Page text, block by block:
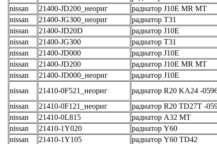
nissan
21400-JD200_неориг
радиатор J10E MR MT
nissan
21400-JG300_неориг
радиатор T31
nissan
21400-JD20D
радиатор J10E
nissan
21400-JG300
радиатор T31
nissan
21400-JD000
радиатор J10E
nissan
21400-JD200
радиатор J10E MR MT
nissan
21400-JD000_неориг
радиатор J10E
nissan
21410-0F521_неориг
радиатор R20 KA24 -
nissan
21410-0F121_неориг
радиатор R20 TD27T -
nissan
21410-0L815
радиатор A32 MT
nissan
21410-1Y020
радиатор Y60
nissan
21410-1Y105
радиатор Y60 TD42